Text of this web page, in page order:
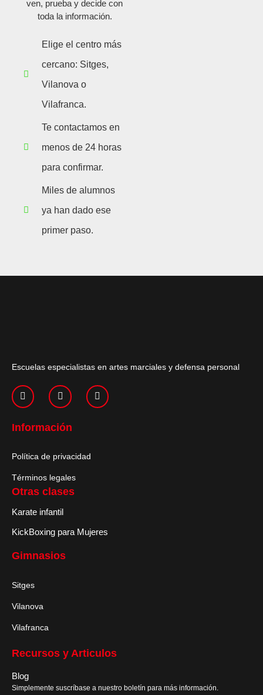
ven, prueba y decide con
toda la información.
Elige el centro más
cercano: Sitges,
Vilanova o
Vilafranca.
Te contactamos en
menos de 24 horas
para confirmar.
Miles de alumnos
ya han dado ese
primer paso.
Escuelas especialistas en artes marciales y defensa personal
Información
Política de privacidad
Términos legales
Otras clases
Karate infantil
KickBoxing para Mujeres
Gimnasios
Sitges
Vilanova
Vilafranca
Recursos y Articulos
Blog
Simplemente suscríbase a nuestro boletín para más información.